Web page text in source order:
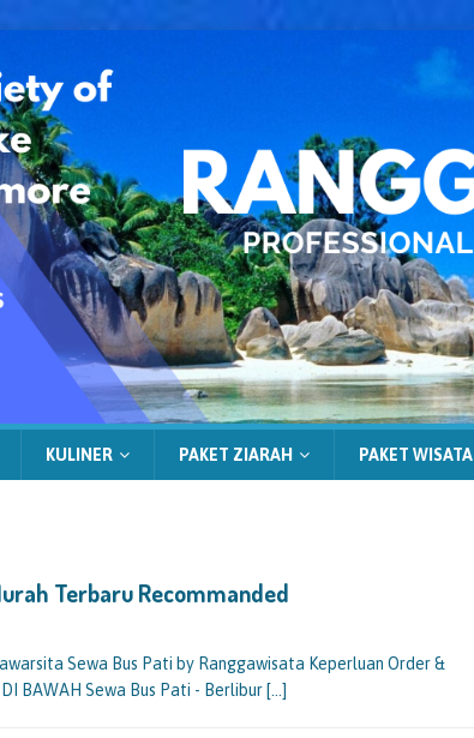
KULINER PAKET ZIARAH PAKET WISATA
Terbaru Recommanded
Sewa Bus Pati by Ranggawisata Keperluan Order &
BAWAH Sewa Bus Pati - Berlibur […]